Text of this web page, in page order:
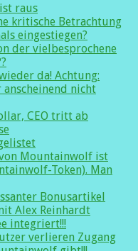
raus
kritische Betrachtung
eingestiegen?
der vielbesprochene
da! Achtung:
anscheinend nicht
CEO tritt ab
Mountainwolf ist
Token). Man
Bonusartikel
Alex Reinhardt
integriert!!!
verlieren Zugang